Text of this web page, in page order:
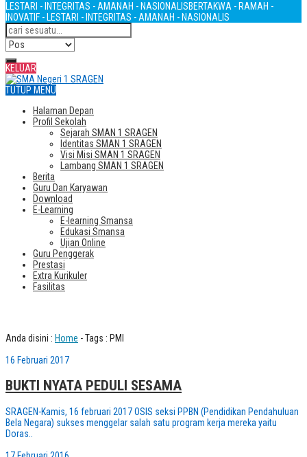
LESTARI - INTEGRITAS - AMANAH - NASIONALISBERTAKWA - RAMAH -
INOVATIF - LESTARI - INTEGRITAS - AMANAH - NASIONALIS
KELUAR
TUTUP MENU
Halaman Depan
Profil Sekolah
Sejarah SMAN 1 SRAGEN
Identitas SMAN 1 SRAGEN
Visi Misi SMAN 1 SRAGEN
Lambang SMAN 1 SRAGEN
Berita
Guru Dan Karyawan
Download
E-Learning
E-learning Smansa
Edukasi Smansa
Ujian Online
Guru Penggerak
Prestasi
Extra Kurikuler
Fasilitas
Anda disini : Home -Tags : PMI
16 Februari 2017
BUKTI NYATA PEDULI SESAMA
SRAGEN-Kamis, 16 februari 2017 OSIS seksi PPBN (Pendidikan Pendahuluan
Bela Negara) sukses menggelar salah satu program kerja mereka yaitu
Doras..